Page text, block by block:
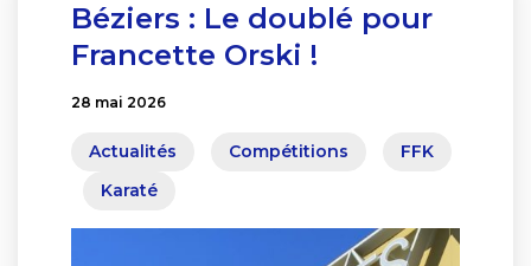
Béziers : Le doublé pour
Francette Orski !
28 mai 2026
Actualités Compétitions
FFK
Karaté